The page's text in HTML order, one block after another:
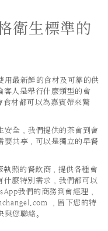
衛生標準的
用最新鮮的食材及可靠的供
客人是舉行什麼類型的會
食材都可以為嘉賓帶來驚
安全，我們提供的茶會到會
要共享，可以是獨立的早餐
照的餐飲商，提供各種會
麼特別需求，我們都可以
我們的商務到會經理，
，留下您的特
您聯絡。